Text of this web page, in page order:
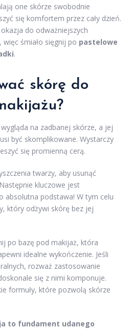
one skórze swobodnie
się komfortem przez cały dzień.
do odważniejszych
śmiało sięgnij po pastelowe
.
skórę do
na zadbanej skórze, a jej
być skomplikowane. Wystarczy
się promienną cerą.
twarzy, aby usunąć
kluczowe jest
absolutna podstawa! W tym celu
który odżywi skórę bez jej
po bazę pod makijaż, która
idealne wykończenie. Jeśli
rozważ zastosowanie
się z nimi komponuje.
formuły, które pozwolą skórze
to fundament udanego